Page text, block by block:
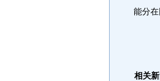
能分
相关